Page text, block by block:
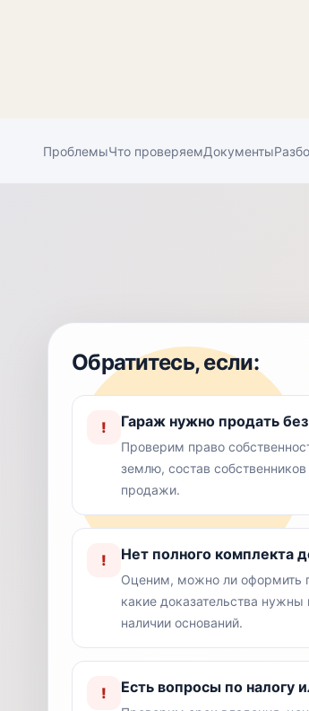
ПроблемыЧто проверяемДокументы
Обратитесь, если:
! Гараж нужно продать
Проверим право
землю, состав
продажи.
! Нет полного комплекта
Оценим, можно ли оформить
какие доказательства
наличии оснований.
! Есть вопросы по налогу